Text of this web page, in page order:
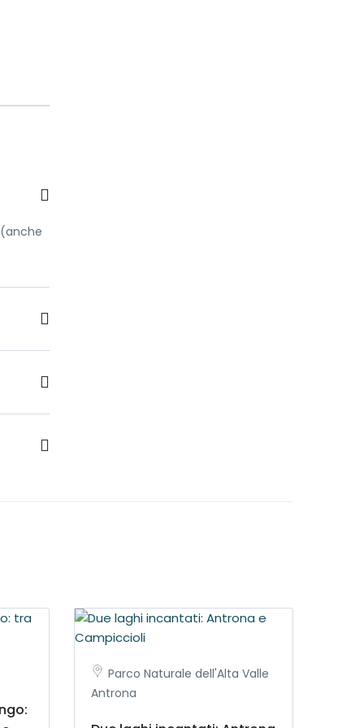
le
Parco Naturale dell'Alta Valle
Antrona